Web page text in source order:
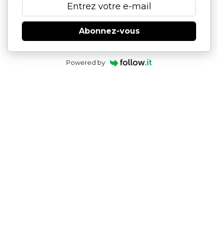
Abonnez-vous
Powered by